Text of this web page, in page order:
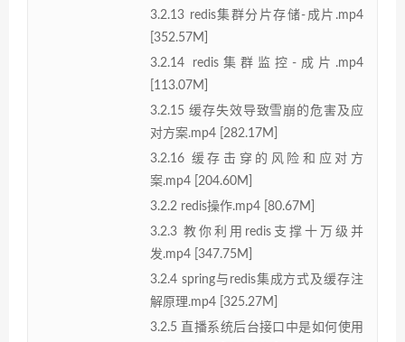
3.2.13 redis集群分片存储-成片.mp4
[352.57M]
3.2.14 redis集群监控-成片.mp4
[113.07M]
3.2.15 缓存失效导致雪崩的危害及应
对方案.mp4 [282.17M]
3.2.16 缓存击穿的风险和应对方
案.mp4 [204.60M]
3.2.2 redis操作.mp4 [80.67M]
3.2.3 教你利用redis支撑十万级并
发.mp4 [347.75M]
3.2.4 spring与redis集成方式及缓存注
解原理.mp4 [325.27M]
3.2.5 直播系统后台接口中是如何使用